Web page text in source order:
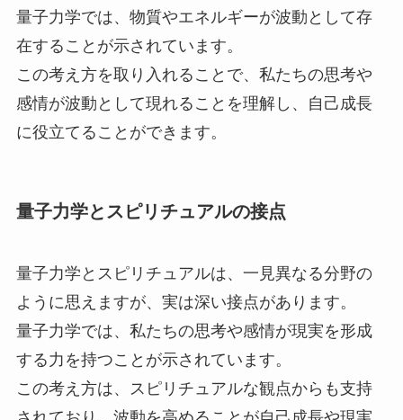
量子力学では、物質やエネルギーが波動として存
在することが示されています。
この考え方を取り入れることで、私たちの思考や
感情が波動として現れることを理解し、自己成長
に役立てることができます。
量子力学とスピリチュアルの接点
量子力学とスピリチュアルは、一見異なる分野の
ように思えますが、実は深い接点があります。
量子力学では、私たちの思考や感情が現実を形成
する力を持つことが示されています。
この考え方は、スピリチュアルな観点からも支持